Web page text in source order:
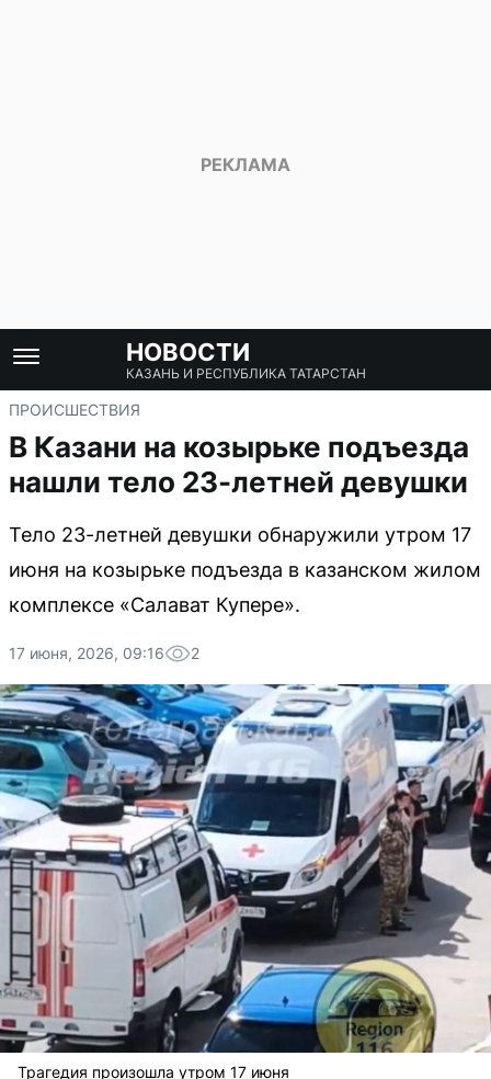
НОВОСТИ
КАЗАНЬ И РЕСПУБЛИКА ТАТАРСТАН
ПРОИСШЕСТВИЯ
В Казани на козырьке подъезда
нашли тело 23-летней девушки
Тело 23-летней девушки обнаружили утром 17
июня на козырьке подъезда в казанском жилом
комплексе «Салават Купере».
17 июня, 2026, 09:16 2
Трагедия произошла утром 17 июня